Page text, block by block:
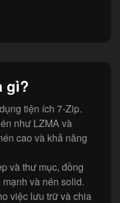
gì?
tiện ích 7-Zip.
như LZMA và
cao và khả năng
và thư mục, đồng
và nén solid.
việc lưu trữ và chia